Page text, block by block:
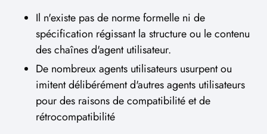
Il n'existe pas de norme formelle ni de
spécification régissant la structure ou le contenu
des chaînes d'agent utilisateur.
De nombreux agents utilisateurs usurpent ou
imitent délibérément d'autres agents utilisateurs
pour des raisons de compatibilité et de
rétrocompatibilité